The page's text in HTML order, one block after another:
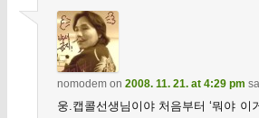
nomodemon 2008. 11. 21. at 4:29 pm
웅.캡콜선생님이야 처음부터 ‘뭐야 이